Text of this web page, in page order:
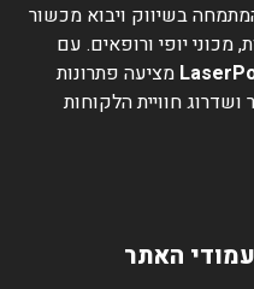
בשיווק ויבוא מכשור
מכוני יופי ורופאים. עם
מציעה פתרונות
ושדרוג חוויית הלקוחות
עמודי האתר